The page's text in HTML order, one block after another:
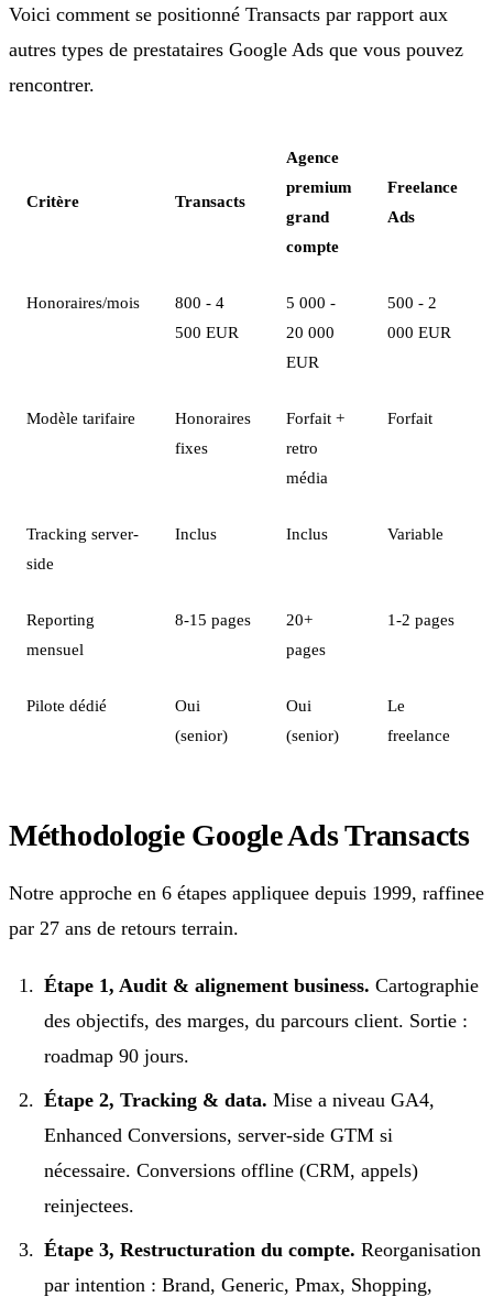
Voici comment se positionné Transacts par rapport aux
autres types de prestataires Google Ads que vous pouvez
rencontrer.
Critère Transacts
Agence
premium
grand
compte
Freelance
Ads
Honoraires/mois
800 - 4
500 EUR
5 000 -
20 000
EUR
500 - 2
000 EUR
Modèle tarifaire
Honoraires
fixes
Forfait +
retro
média
Forfait
Tracking server-
side
Inclus Inclus Variable
Reporting
mensuel
8-15 pages
20+
pages
1-2 pages
Pilote dédié
Oui
(senior)
Oui
(senior)
Le
freelance
Méthodologie Google Ads Transacts
Notre approche en 6 étapes appliquee depuis 1999, raffinee
par 27 ans de retours terrain.
Étape 1, Audit & alignement business. Cartographie
des objectifs, des marges, du parcours client. Sortie :
roadmap 90 jours.
Étape 2, Tracking & data. Mise a niveau GA4,
Enhanced Conversions, server-side GTM si
nécessaire. Conversions offline (CRM, appels)
reinjectees.
Étape 3, Restructuration du compte. Reorganisation
par intention : Brand, Generic, Pmax, Shopping,